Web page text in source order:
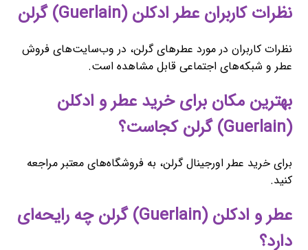
نظرات کاربران عطر ادکلن (Guerlain) گرلن
نظرات کاربران در مورد عطرهای گرلن، در وب‌سایت‌های فروش
عطر و شبکه‌های اجتماعی قابل مشاهده است.
بهترین مکان برای خرید عطر و ادکلن
(Guerlain) گرلن کجاست؟
برای خرید عطر اورجینال گرلن، به فروشگاه‌های معتبر مراجعه
کنید.
عطر و ادکلن (Guerlain) گرلن چه رایحه‌ای
دارد؟